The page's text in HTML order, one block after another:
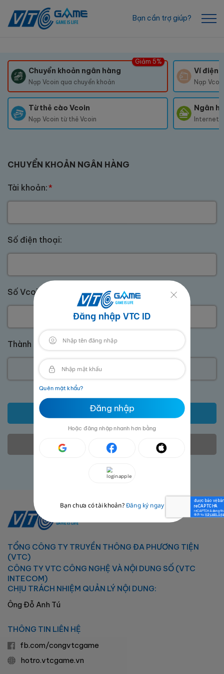
Đăng nhập VTC ID
Quên mật khẩu?
Đăng nhập
Hoặc đăng nhập nhanh hơn bằng
Bạn chưa có tài khoản?Đăng ký ngay
Bạn cần trợ giúp?
Giảm 5%
Chuyển khoản ngân hàng
Nạp Vcoin qua chuyển khoản
Từ thẻ cào Vcoin
Nạp Vcoin từ thẻ Vcoin
Ví điện
Nạp
Ngân
Internet
CHUYỂN KHOẢN NGÂN HÀNG
Tài khoản:*
Số điện thoại:
Số Vcoin:
Thành tiền:
Hủy
Thanh toán
TỔNG CÔNG TY TRUYỀN THÔNG ĐA PHƯƠNG TIỆN
(VTC)
CÔNG TY VTC CÔNG NGHỆ VÀ NỘI DUNG SỐ (VTC
INTECOM)
CHỊU TRÁCH NHIỆM QUẢN LÝ NỘI DUNG:
Ông Đỗ Anh Tú
THÔNG TIN LIÊN HỆ
fb.com/congvtcgame
hotro.vtcgame.vn